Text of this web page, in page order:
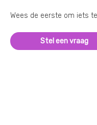
Wees de eerste om iets
Stel een vraag